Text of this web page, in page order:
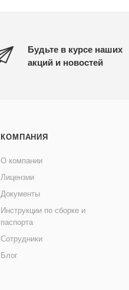
Будьте в курсе наших
акций и новостей
КОМПАНИЯ
О компании
Лицензии
Документы
Инструкции по сборке и
паспорта
Сотрудники
Блог